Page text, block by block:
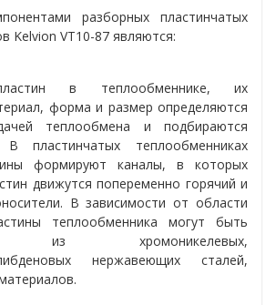
разборных пластинчатых
Kelvion VT10-87 являются:
в теплообменнике, их
форма и размер определяются
теплообмена и подбираются
В пластинчатых теплообменниках
формируют каналы, в которых
движутся попеременно горячий и
В зависимости от области
теплообменника могут быть
из хромоникелевых,
нержавеющих сталей,